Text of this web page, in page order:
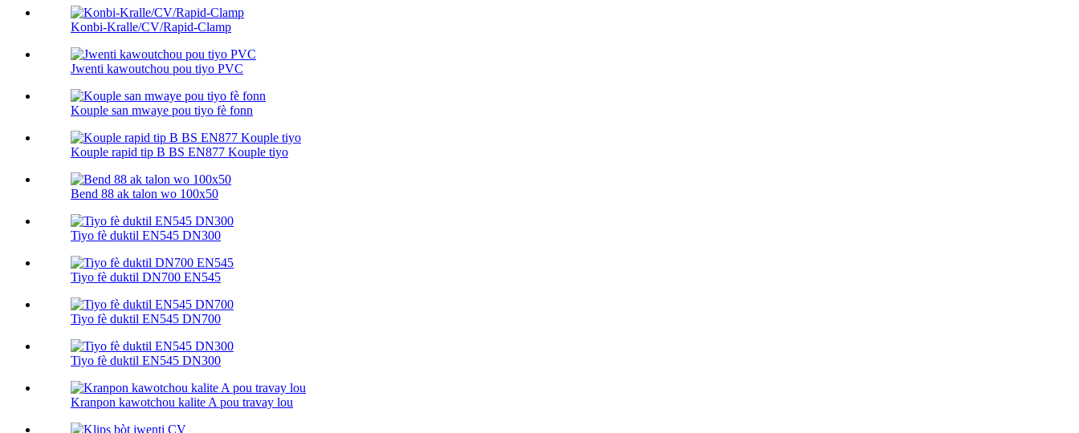
Konbi-Kralle/CV/Rapid-Clamp
Jwenti kawoutchou pou tiyo PVC
Kouple san mwaye pou tiyo fè fonn
Kouple rapid tip B BS EN877 Kouple tiyo
Bend 88 ak talon wo 100х50
Tiyo fè duktil EN545 DN300
Tiyo fè duktil DN700 EN545
Tiyo fè duktil EN545 DN700
Tiyo fè duktil EN545 DN300
Kranpon kawotchou kalite A pou travay lou